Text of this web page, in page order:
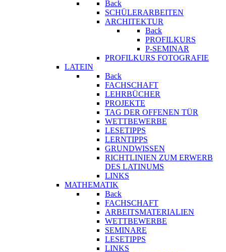
Back
SCHÜLERARBEITEN
ARCHITEKTUR
Back
PROFILKURS
P-SEMINAR
PROFILKURS FOTOGRAFIE
LATEIN
Back
FACHSCHAFT
LEHRBÜCHER
PROJEKTE
TAG DER OFFENEN TÜR
WETTBEWERBE
LESETIPPS
LERNTIPPS
GRUNDWISSEN
RICHTLINIEN ZUM ERWERB
DES LATINUMS
LINKS
MATHEMATIK
Back
FACHSCHAFT
ARBEITSMATERIALIEN
WETTBEWERBE
SEMINARE
LESETIPPS
LINKS